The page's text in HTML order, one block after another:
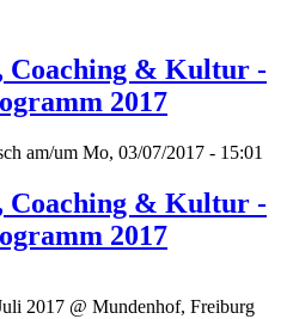
Coaching & Kultur -
2017
am/um Mo, 03/07/2017 - 15:01
Coaching & Kultur -
2017
2017 @ Mundenhof, Freiburg